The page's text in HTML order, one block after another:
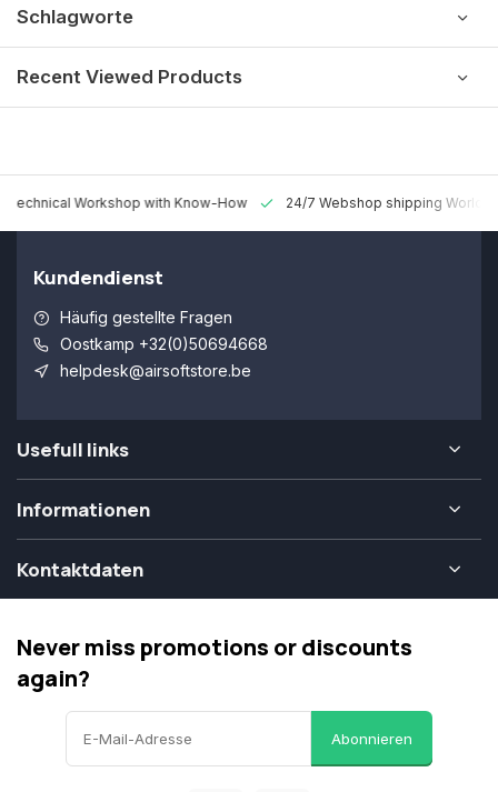
Schlagworte
Recent Viewed Products
Technical Workshop with Know-How 24/7 Webshop shipping
Kundendienst
Häufig gestellte Fragen
Oostkamp +32(0)50694668
helpdesk@airsoftstore.be
Usefull links
Informationen
Kontaktdaten
Never miss promotions or discounts
again?
Abonnieren